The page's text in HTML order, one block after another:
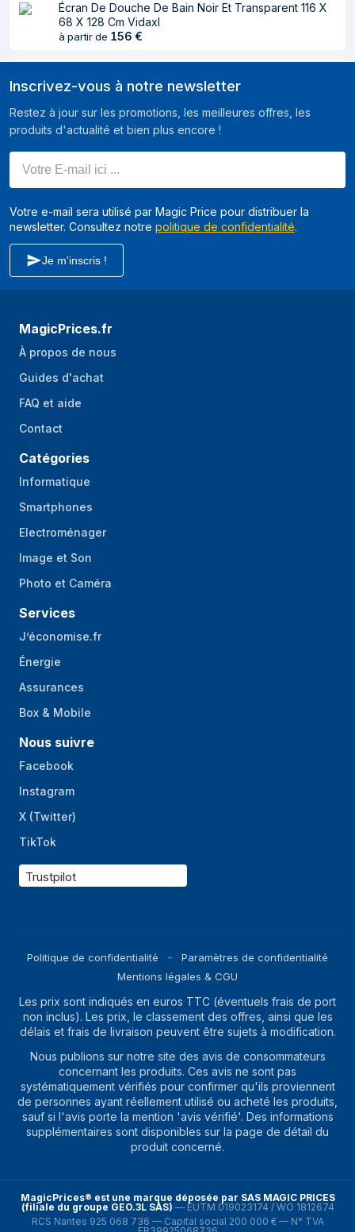
Écran De Douche De Bain Noir Et Transparent 116 X
68 X 128 Cm Vidaxl
à partir de 156 €
Inscrivez-vous à notre newsletter
Restez à jour sur les promotions, les meilleures offres, les
produits d'actualité et bien plus encore !
Votre e-mail sera utilisé par Magic Price pour distribuer la
newsletter. Consultez notre politique de confidentialité.
Je m'inscris !
MagicPrices.fr
À propos de nous
Guides d'achat
FAQ et aide
Contact
Catégories
Informatique
Smartphones
Electroménager
Image et Son
Photo et Caméra
Services
J’économise.fr
Énergie
Assurances
Box & Mobile
Nous suivre
Facebook
Instagram
X (Twitter)
TikTok
Trustpilot
Politique de confidentialité
Paramètres de confidentialité
Mentions légales & CGU
Les prix sont indiqués en euros TTC (éventuels frais de port
non inclus). Les prix, le classement des offres, ainsi que les
délais et frais de livraison peuvent être sujets à modification.
Nous publions sur notre site des avis de consommateurs
concernant les produits. Ces avis ne sont pas
systématiquement vérifiés pour confirmer qu'ils proviennent
de personnes ayant réellement utilisé ou acheté les produits,
sauf si l'avis porte la mention 'avis vérifié'. Des informations
supplémentaires sont disponibles sur la page de détail du
produit concerné.
MagicPrices® est une marque déposée par SAS MAGIC PRICES
(filiale du groupe GEO.3L SAS) — EUTM 019023174 / WO 1812674
RCS Nantes 925 068 736 — Capital social 200 000 € — N° TVA